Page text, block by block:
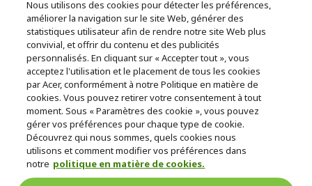
Livraison
gratuite
Accompagnement
avant et après-
vente
Paiement
Sécurisé
© 2026 Acer Inc.
CPYou BV est le revendeur et marchand agréé pour les produits et
services proposés au sein de ce magasin.
Nous utilisons des cookies pour détecter les préférences,
améliorer la navigation sur le site Web, générer des
statistiques utilisateur afin de rendre notre site Web plus
convivial, et offrir du contenu et des publicités
personnalisés. En cliquant sur « Accepter tout », vous
acceptez l'utilisation et le placement de tous les cookies
par Acer, conformément à notre Politique en matière de
cookies. Vous pouvez retirer votre consentement à tout
moment. Sous « Paramètres des cookie », vous pouvez
gérer vos préférences pour chaque type de cookie.
Découvrez qui nous sommes, quels cookies nous
utilisons et comment modifier vos préférences dans
notre politique en matière de cookies.